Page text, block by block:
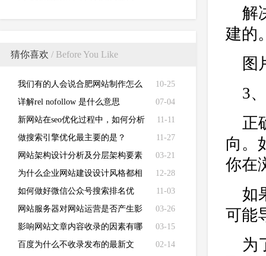
猜你喜欢 / Before You Like
10-25
我们有的人会说合肥网站制作怎么
这么贵？
07-04
详解rel nofollow 是什么意思
11-11
新网站在seo优化过程中，如何分析
影响排名的因素？
11-27
做搜索引擎优化最主要的是？
03-21
网站架构设计分析及分层架构要素
12-28
为什么企业网站建设设计风格都相
似近似？
11-03
如何做好微信公众号搜索排名优
化？
03-26
网站服务器对网站运营是否产生影
响 ？
03-15
影响网站文章内容收录的因素有哪
些？
02-14
百度为什么不收录发布的最新文
解
建的
图
3
正
向。
你在
如
可能
为